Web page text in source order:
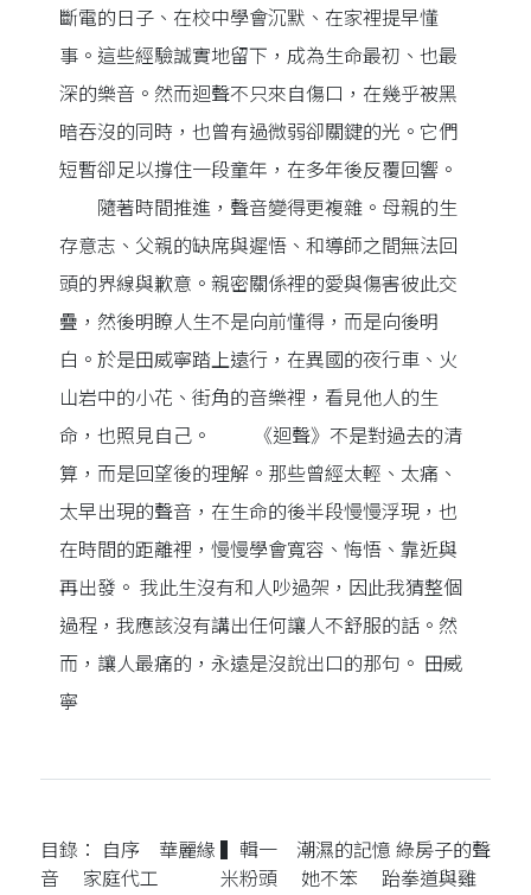
斷電的日子、在校中學會沉默、在家裡提早懂
事。這些經驗誠實地留下，成為生命最初、也最
深的樂音。然而迴聲不只來自傷口，在幾乎被黑
暗吞沒的同時，也曾有過微弱卻關鍵的光。它們
短暫卻足以撐住一段童年，在多年後反覆回響。
隨著時間推進，聲音變得更複雜。母親的生
存意志、父親的缺席與遲悟、和導師之間無法回
頭的界線與歉意。親密關係裡的愛與傷害彼此交
疊，然後明瞭人生不是向前懂得，而是向後明
白。於是田威寧踏上遠行，在異國的夜行車、火
山岩中的小花、街角的音樂裡，看見他人的生
命，也照見自己。 《迴聲》不是對過去的清
算，而是回望後的理解。那些曾經太輕、太痛、
太早出現的聲音，在生命的後半段慢慢浮現，也
在時間的距離裡，慢慢學會寬容、悔悟、靠近與
再出發。 我此生沒有和人吵過架，因此我猜整個
過程，我應該沒有講出任何讓人不舒服的話。然
而，讓人最痛的，永遠是沒說出口的那句。 ――田威
寧
目錄： 自序 華麗緣 ▍輯一 潮濕的記憶 綠房子的聲
音 家庭代工 米粉頭 她不笨 跆拳道與雞